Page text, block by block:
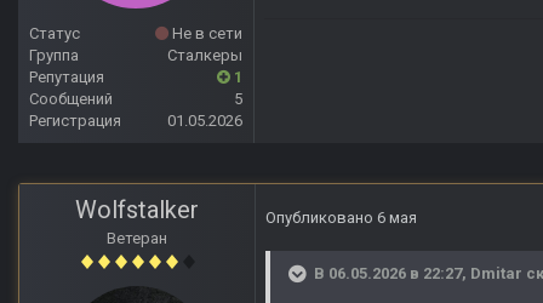
Статус
Не в сети
Группа
Сталкеры
Репутация
1
Сообщений
5
Регистрация
01.05.2026
Wolfstalker
Ветеран
Опубликовано 6 мая
В 06.05.2026 в 22:27, Dmitar